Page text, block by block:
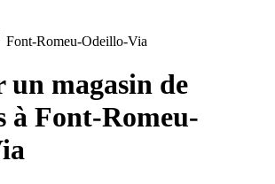
Font-Romeu-Odeillo-Via
un magasin de
à Font-Romeu-